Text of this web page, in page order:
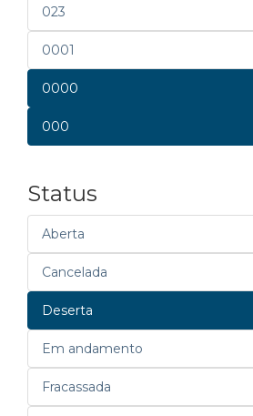
023
0001
0000
000
Status
Aberta
Cancelada
Deserta
Em andamento
Fracassada